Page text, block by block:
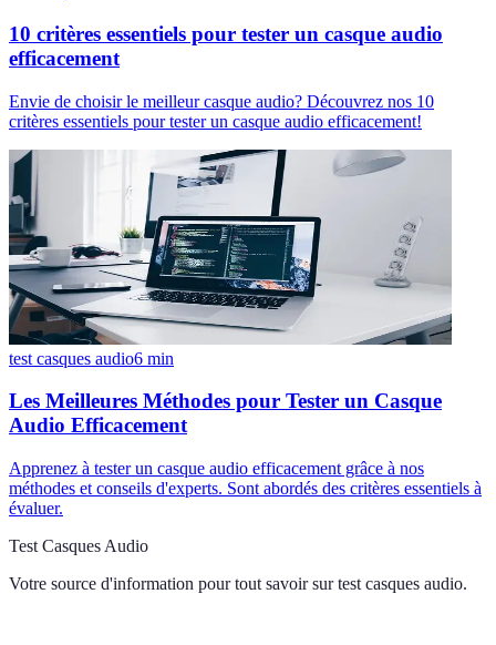
10 critères essentiels pour tester un casque audio
efficacement
Envie de choisir le meilleur casque audio? Découvrez nos 10
critères essentiels pour tester un casque audio efficacement!
test casques audio6 min
Les Meilleures Méthodes pour Tester un Casque
Audio Efficacement
Apprenez à tester un casque audio efficacement grâce à nos
méthodes et conseils d'experts. Sont abordés des critères essentiels à
évaluer.
Test Casques Audio
Votre source d'information pour tout savoir sur test casques audio.